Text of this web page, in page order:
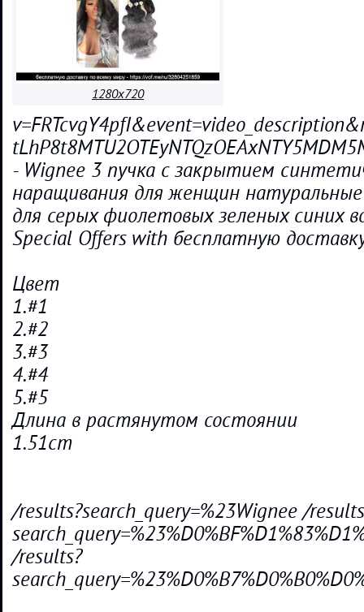
1280x720
- Wignee 3 пучка с закрытием
наращивания для женщин
для серых фиолетовых зеленых синих
Special Offers with бесплатную
Цвет
1.#1
2.#2
3.#3
4.#4
5.#5
Длина в растянутом состоянии
1.51cm
/results?search_query=%23Wignee /
/results?